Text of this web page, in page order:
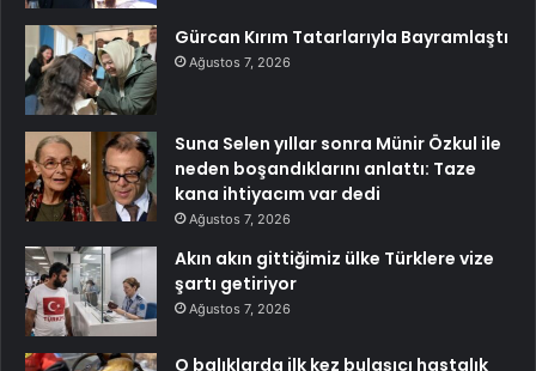
Gürcan Kırım Tatarlarıyla Bayramlaştı
Ağustos 7, 2026
Suna Selen yıllar sonra Münir Özkul ile
neden boşandıklarını anlattı: Taze
kana ihtiyacım var dedi
Ağustos 7, 2026
Akın akın gittiğimiz ülke Türklere vize
şartı getiriyor
Ağustos 7, 2026
O balıklarda ilk kez bulaşıcı hastalık